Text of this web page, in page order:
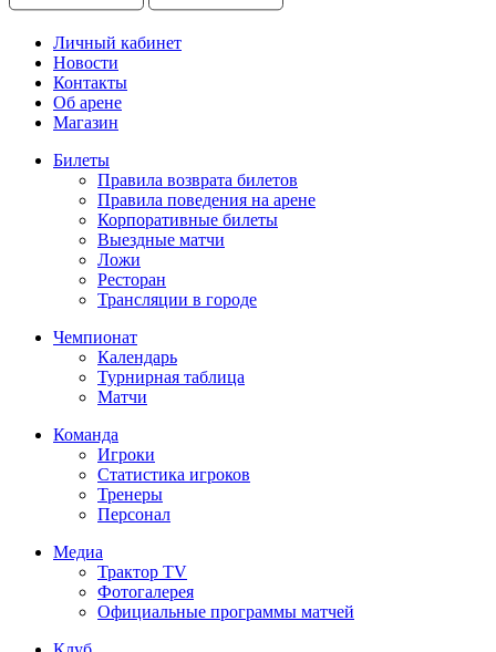
Личный кабинет
Новости
Контакты
Об арене
Магазин
Билеты
Правила возврата билетов
Правила поведения на арене
Корпоративные билеты
Выездные матчи
Ложи
Ресторан
Трансляции в городе
Чемпионат
Календарь
Турнирная таблица
Матчи
Команда
Игроки
Статистика игроков
Тренеры
Персонал
Медиа
Трактор TV
Фотогалерея
Официальные программы матчей